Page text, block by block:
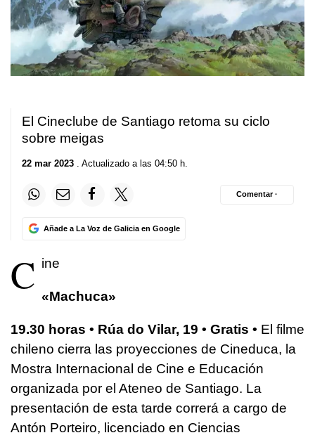
El Cineclube de Santiago retoma su ciclo
sobre meigas
22 mar 2023 . Actualizado a las 04:50 h.
Añade a La Voz de Galicia en Google
Comentar ·
C ine
«Machuca»
19.30 horas • Rúa do Vilar, 19 • Gratis • El filme
chileno cierra las proyecciones de Cineduca, la
Mostra Internacional de Cine e Educación
organizada por el Ateneo de Santiago. La
presentación de esta tarde correrá a cargo de
Antón Porteiro, licenciado en Ciencias